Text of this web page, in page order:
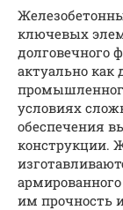
ключевых
долговечного
актуально как
условиях
обеспечения
конструкции.
им прочность